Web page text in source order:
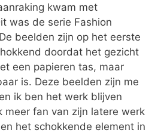
kwam met
was de serie Fashion
beelden zijn op het eerste
doordat het gezicht
een papieren tas, maar
is. Deze beelden zijn me
ik ben het werk blijven
meer fan van zijn latere werk
het schokkende element in